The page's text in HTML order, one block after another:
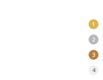
1
2
3
4